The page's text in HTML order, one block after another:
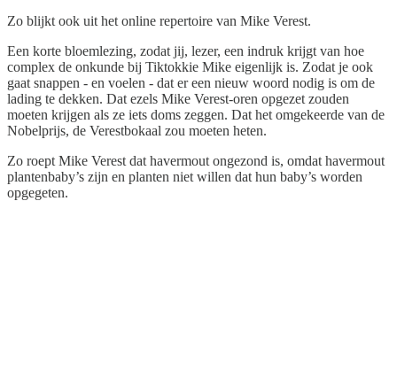
Zo blijkt ook uit het online repertoire van Mike Verest.
Een korte bloemlezing, zodat jij, lezer, een indruk krijgt van hoe
complex de onkunde bij Tiktokkie Mike eigenlijk is. Zodat je ook
gaat snappen - en voelen - dat er een nieuw woord nodig is om de
lading te dekken. Dat ezels Mike Verest-oren opgezet zouden
moeten krijgen als ze iets doms zeggen. Dat het omgekeerde van de
Nobelprijs, de Verestbokaal zou moeten heten.
Zo roept Mike Verest dat havermout ongezond is, omdat havermout
plantenbaby’s zijn en planten niet willen dat hun baby’s worden
opgegeten.